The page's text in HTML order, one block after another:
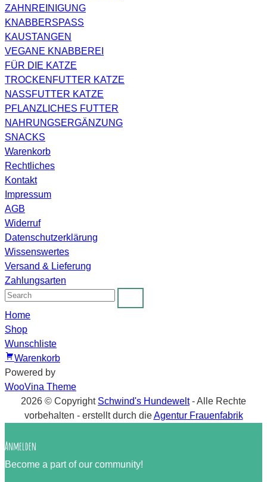
ZAHNREINIGUNG
KNABBERSPASS
KAUSTANGEN
VEGANE KNABBEREI
FÜR DIE KATZE
TROCKENFUTTER KATZE
NASSFUTTER KATZE
PFLANZLICHES FUTTER
NAHRUNGSERGÄNZUNG
SNACKS
Warenkorb
Rechtliches
Kontakt
Impressum
AGB
Widerruf
Datenschutzerklärung
Wissenswertes
Versand & Lieferung
Zahlungsarten
Home
Shop
Wunschliste
Warenkorb
Powered by
WooVina Theme
2026 © Copyright Schwind's Hundewelt- Alle Rechte
vorbehalten - erstellt durch dieAgentur Frauenfabrik
Anmelden
Become a part of our community!